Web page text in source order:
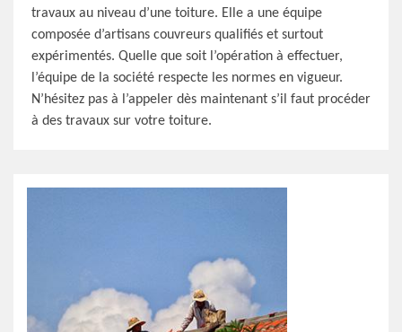
travaux au niveau d’une toiture. Elle a une équipe
composée d’artisans couvreurs qualifiés et surtout
expérimentés. Quelle que soit l’opération à effectuer,
l’équipe de la société respecte les normes en vigueur.
N’hésitez pas à l’appeler dès maintenant s’il faut procéder
à des travaux sur votre toiture.